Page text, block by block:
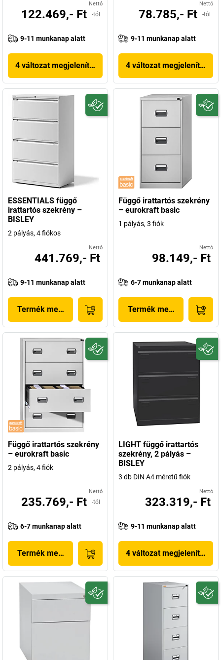
Nettó
122.469,- Ft -tól
9-11 munkanap alatt
4 változat megjelenítése
Nettó
78.785,- Ft -tól
9-11 munkanap alatt
4 változat megjelenítése
ESSENTIALS függő
irattartós szekrény –
BISLEY
2 pályás, 4 fiókos
Nettó
441.769,- Ft
9-11 munkanap alatt
Termék megjelenítése
Függő irattartós szekrény
– eurokraft basic
1 pályás, 3 fiók
Nettó
98.149,- Ft
6-7 munkanap alatt
Termék megjelenítése
Függő irattartós szekrény
– eurokraft basic
2 pályás, 4 fiók
Nettó
235.769,- Ft -tól
6-7 munkanap alatt
Termék megjelenítése
LIGHT függő irattartós
szekrény, 2 pályás –
BISLEY
3 db DIN A4 méretű fiók
Nettó
323.319,- Ft
9-11 munkanap alatt
4 változat megjelenítése